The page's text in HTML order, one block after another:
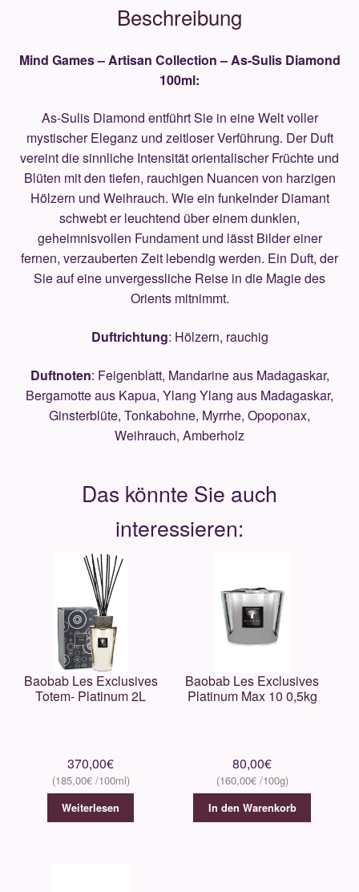
Beschreibung
Mind Games – Artisan Collection – As-Sulis Diamond
100ml:
As-Sulis Diamond entführt Sie in eine Welt voller
mystischer Eleganz und zeitloser Verführung. Der Duft
vereint die sinnliche Intensität orientalischer Früchte und
Blüten mit den tiefen, rauchigen Nuancen von harzigen
Hölzern und Weihrauch. Wie ein funkelnder Diamant
schwebt er leuchtend über einem dunklen,
geheimnisvollen Fundament und lässt Bilder einer
fernen, verzauberten Zeit lebendig werden. Ein Duft, der
Sie auf eine unvergessliche Reise in die Magie des
Orients mitnimmt.
Duftrichtung: Hölzern, rauchig
Duftnoten: Feigenblatt, Mandarine aus Madagaskar,
Bergamotte aus Kapua, Ylang Ylang aus Madagaskar,
Ginsterblüte, Tonkabohne, Myrrhe, Opoponax,
Weihrauch, Amberholz
Baobab Les Exclusives
Totem- Platinum 2L
370,00€
185,00€
Weiterlesen
Baobab Les Exclusives
Platinum Max 10 0,5kg
80,00€
160,00€
In den Warenkorb